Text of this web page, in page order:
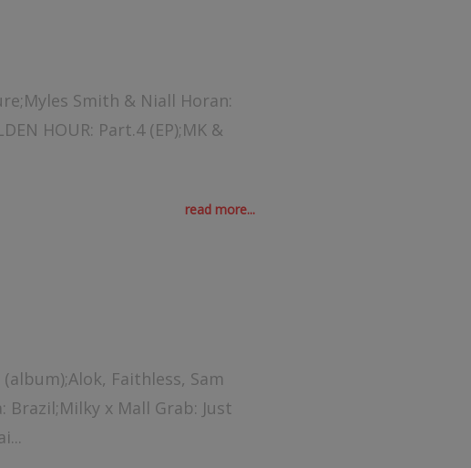
Smith & Niall Horan:
HOUR: Part.4 (EP);MK &
read more...
Faithless, Sam
Brazil;Milky x Mall Grab: Just